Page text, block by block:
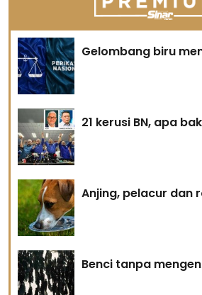
Gelombang biru
21 kerusi BN, apa
Anjing, pelacur dan
Benci tanpa